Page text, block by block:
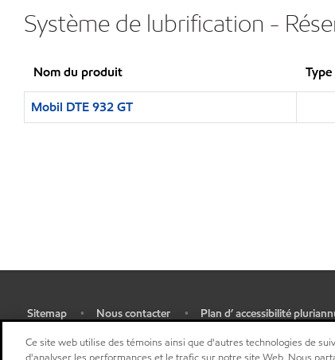
Système de lubrification -
Nom du produit
Mobil DTE 932 GT
Sitemap • Nous contacter •
Plan d’ accessibilité
Sélectionner une localisation
Ce site web utilise des témoins ainsi que d'autres technologies de